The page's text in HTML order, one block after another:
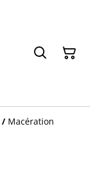
/ Macération